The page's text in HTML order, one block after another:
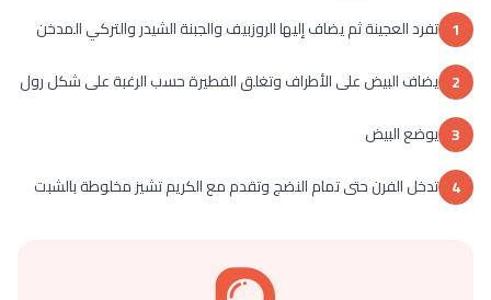
1 تفرد العجينة ثم يضاف إليها الروزبيف والجبنة الشيدر والتركي المدخن
2 يضاف البيض على الأطراف وتغلق الفطيرة حسب الرغبة على شكل رول
3 يوضع البيض
4 تدخل الفرن حتى تمام النضج وتقدم مع الكريم تشيز مخلوطة بالشبت